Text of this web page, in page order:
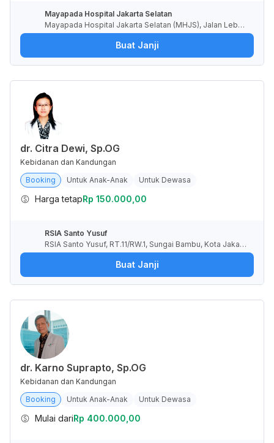
Mayapada Hospital Jakarta Selatan
Mayapada Hospital Jakarta Selatan (MHJS), Jalan Lebak
Bulus I, RT.6/RW.4, Lebak Bulus, Kota Jakarta Selatan, Da
erah Khusus Ibukota Jakarta, Indonesia
Buat Janji
dr. Citra Dewi, Sp.OG
Kebidanan dan Kandungan
Booking
Untuk Anak-Anak Untuk Dewasa
Harga tetapRp 150.000,00
RSIA Santo Yusuf
RSIA Santo Yusuf, RT.11/RW.1, Sungai Bambu, Kota Jakart
a Utara, Daerah Khusus Ibukota Jakarta, Indonesia
Buat Janji
dr. Karno Suprapto, Sp.OG
Kebidanan dan Kandungan
Booking
Untuk Anak-Anak Untuk Dewasa
Mulai dariRp 400.000,00